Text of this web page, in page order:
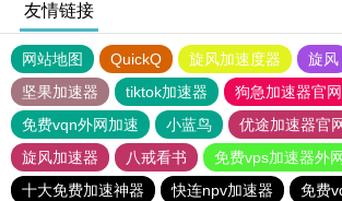
友情链接
网站地图 QuickQ 旋风加速度器 旋风
坚果加速器
tiktok加速器
狗急加速器官网
免费vqn外网加速
小蓝鸟 优途加速器官
旋风加速器
八戒看书
免费vps加速器外
十大免费加速神器
快连npv加速器 免费